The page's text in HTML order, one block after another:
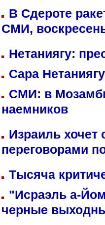
В Сдероте
СМИ,
Нетаниягу:
Сара
СМИ: в
наемников
Израиль хочет
переговорами
Тысяча
"Исраэль а-
черные